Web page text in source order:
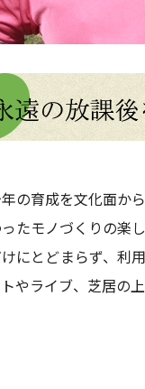
の育成を文化面か
たモノづくりの楽
にとどまらず、利
やライブ、芝居の